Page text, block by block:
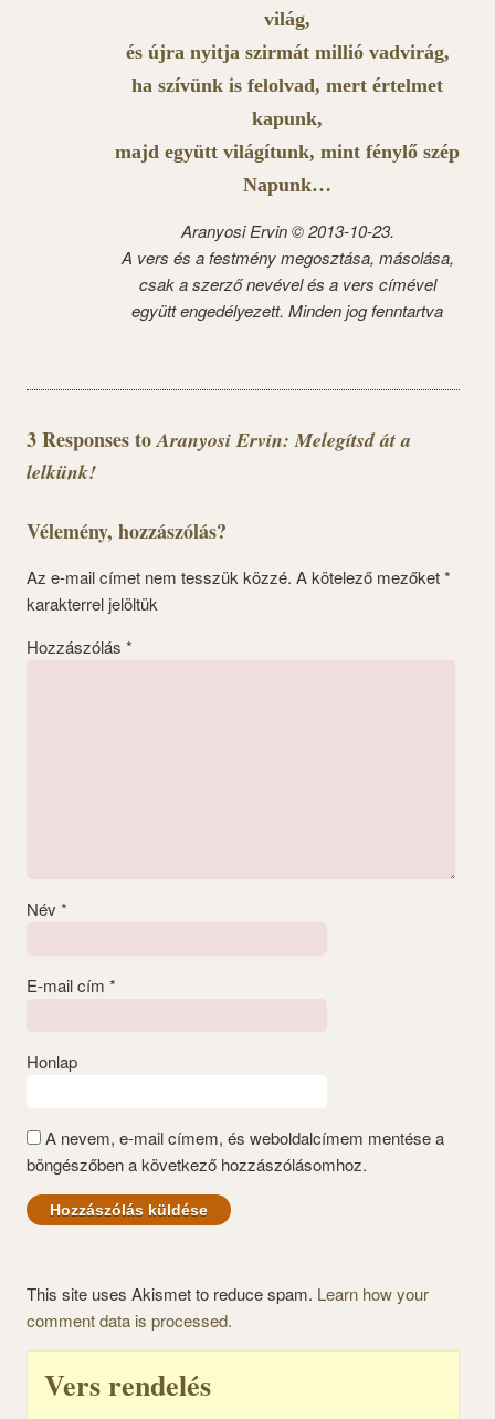
világ,
és újra nyitja szirmát millió vadvirág,
ha szívünk is felolvad, mert értelmet
kapunk,
majd együtt világítunk, mint fénylő szép
Napunk…
Aranyosi Ervin © 2013-10-23.
A vers és a festmény megosztása, másolása,
csak a szerző nevével és a vers címével
együtt engedélyezett. Minden jog fenntartva
3 Responses toAranyosi Ervin: Melegítsd át a
lelkünk!
Vélemény, hozzászólás?
Az e-mail címet nem tesszük közzé. A kötelező mezőket*
karakterrel jelöltük
Hozzászólás *
Név *
E-mail cím *
Honlap
A nevem, e-mail címem, és weboldalcímem mentése a
böngészőben a következő hozzászólásomhoz.
This site uses Akismet to reduce spam. Learn how your
comment data is processed.
Vers rendelés